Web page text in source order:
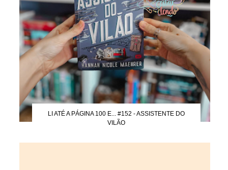
LI ATÉ A PÁGINA 100 E... #152 - ASSISTENTE DO
VILÃO